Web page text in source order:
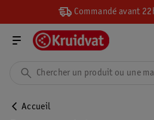
Commandé avant
Accueil